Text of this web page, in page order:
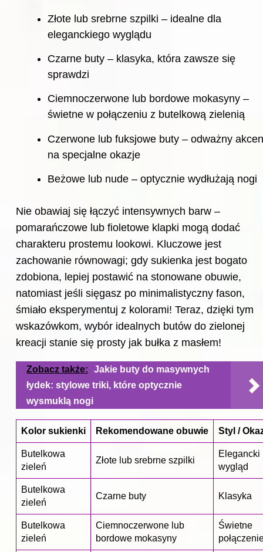
Złote lub srebrne szpilki – idealne dla
eleganckiego wyglądu
Czarne buty – klasyka, która zawsze się
sprawdzi
Ciemnoczerwone lub bordowe mokasyny –
świetne w połączeniu z butelkową zielenią
Czerwone lub fuksjowe buty – odważny
na specjalne okazje
Beżowe lub nude – optycznie wydłużają nogi
Nie obawiaj się łączyć intensywnych barw –
pomarańczowe lub fioletowe klapki mogą dodać
charakteru prostemu lookowi. Kluczowe jest
zachowanie równowagi; gdy sukienka jest bogato
zdobiona, lepiej postawić na stonowane obuwie,
natomiast jeśli sięgasz po minimalistyczny fason,
śmiało eksperymentuj z kolorami! Teraz, dzięki tym
wskazówkom, wybór idealnych butów do zielonej
kreacji stanie się prosty jak bułka z masłem!
Zobacz także:
Jakie buty do masywnych
łydek: stylowe triki, które optycznie
wysmuklą nogi
Kolor sukienki Rekomendowane obuwie Styl /
Butelkowa
zieleń
Złote lub srebrne szpilki
Elegancki
wygląd
Butelkowa
zieleń
Czarne buty Klasyka
Butelkowa
zieleń
Ciemnoczerwone lub
bordowe mokasyny
Świetne